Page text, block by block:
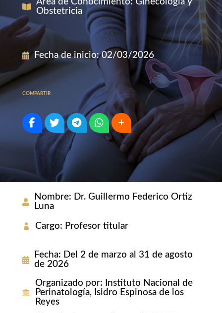
Obstetricia
Fecha de inicio:02/03/2026
COMPARTIR
Nombre: Dr. Guillermo Federico Ortiz
Luna
Cargo: Profesor titular
Fecha: Del 2 de marzo al 31 de agosto
de 2026
Organizado por:
Instituto Nacional de
Perinatología, Isidro Espinosa de los
Reyes